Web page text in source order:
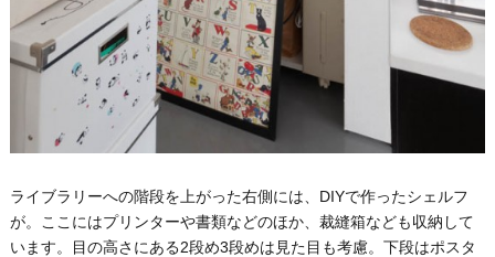
ライブラリーへの階段を上がった右側には、DIYで作ったシェルフ
が。ここにはプリンターや書類などのほか、裁縫箱なども収納して
います。目の高さにある2段め3段めは見た目も考慮。下段はポスタ